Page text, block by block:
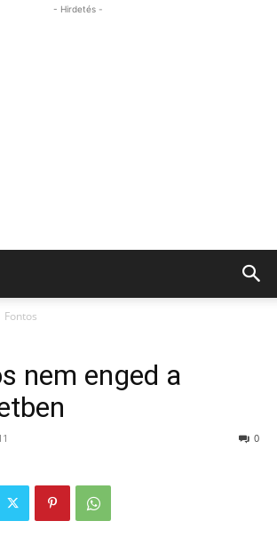
- Hirdetés -
Fontos
nem enged a
0